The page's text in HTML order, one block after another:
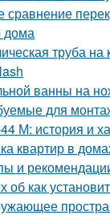
сравнение
дома
труба
ванны на
для
М: история и
квартир в
и
об как